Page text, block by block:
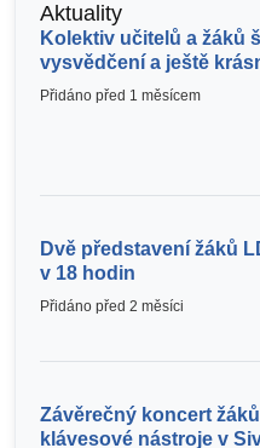
Aktuality
Kolektiv učitelů a žáků
vysvědčení a ještě
Přidáno před 1 měsícem
Dvě představení žáků
v 18 hodin
Přidáno před 2 měsíci
Závěrečný koncert
klávesové nástroje v